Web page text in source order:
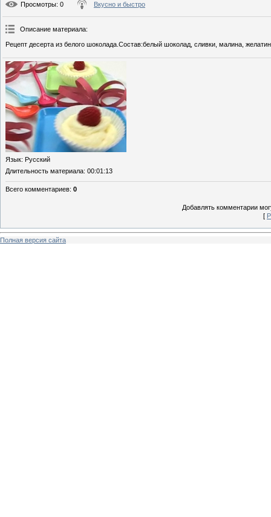
Просмотры: 0 Вкусно и быстро
Описание материала:
Рецепт десерта из белого шоколада.Состав:белый шоколад, сливки, малина,
Язык: Русский
Длительность материала: 00:01:13
Всего комментариев: 0
Добавлять комментарии
[
Полная версия сайта